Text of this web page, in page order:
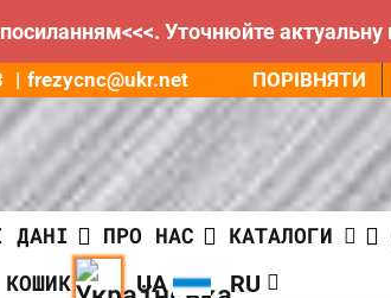
Уточнюйте
| frezycnc@ukr.net ПОРІВНЯТИ
ДАНІ ПРО НАС КАТАЛОГИ
КОШИК